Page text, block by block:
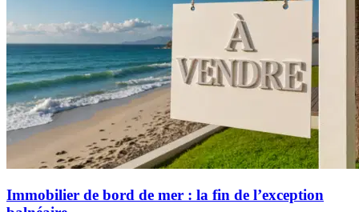
Immobilier de bord de mer : la fin de l’exception